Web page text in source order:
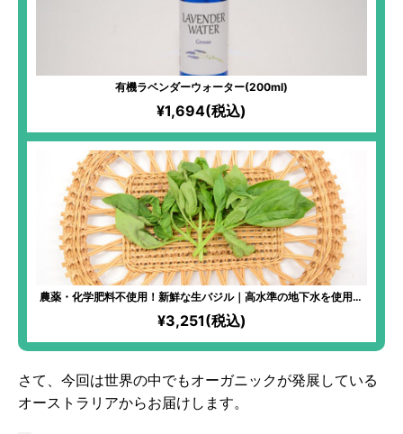
有機ラベンダーウォーター(200ml)
¥1,694(税込)
農薬・化学肥料不使用！新鮮な生バジル｜高水準の地下水を使用！
ハーブ初心者でも気軽に楽しめる、アレンジ自在なフレッシュバジ
ル！スイーツ、パスタソース、オムレスと大活躍！
¥3,251(税込)
さて、今回は世界の中でもオーガニックが発展している
オーストラリアからお届けします。